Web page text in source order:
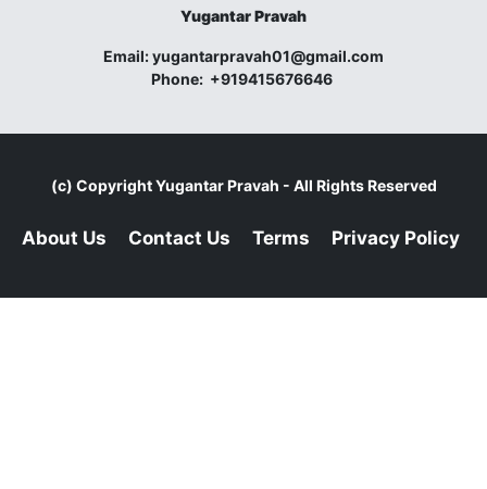
Yugantar Pravah
Email:yugantarpravah01@gmail.com
Phone: +919415676646
(c) CopyrightYugantar Pravah - All Rights Reserved
About Us Contact Us Terms Privacy Policy